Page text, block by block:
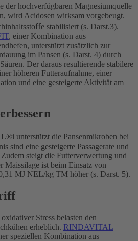
der hochverfügbaren Magnesiumquelle
wird Acidosen wirksam vorgebeugt.
stabilisiert (s. Darst.3).
, einer Kombination aus
unterstützt zusätzlich zur
im Pansen (s. Darst. 4) durch
Der daraus resultierende stabilere
höheren Futteraufnahme, einer
und eine gesteigerte Aktivität am
unterstützt die Pansenmikroben bei
sind eine gesteigerte Passagerate und
steigt die Futterverwertung und
Maissilage ist beim Einsatz von
MJ NEL/kg TM höher (s. Darst. 5).
Stress belasten den
erheblich. RINDAVITAL
speziellen Kombination aus